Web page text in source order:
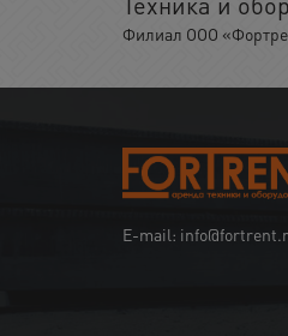
Филиал ООО
E-mail: